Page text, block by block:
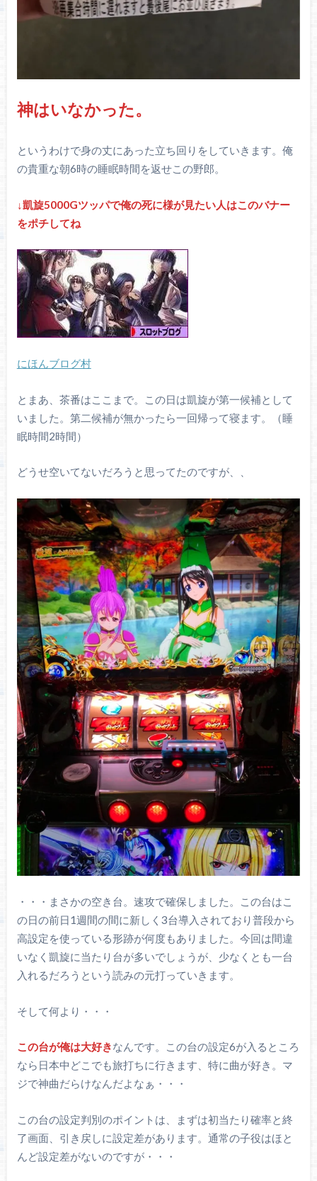
神はいなかった。
というわけで身の丈にあった立ち回りをしていきます。俺
の貴重な朝6時の睡眠時間を返せこの野郎。
↓凱旋5000Gツッパで俺の死に様が見たい人はこのバナー
をポチしてね
にほんブログ村
とまあ、茶番はここまで。この日は凱旋が第一候補として
いました。第二候補が無かったら一回帰って寝ます。（睡
眠時間2時間）
どうせ空いてないだろうと思ってたのですが、、
・・・まさかの空き台。速攻で確保しました。この台はこ
の日の前日1週間の間に新しく3台導入されており普段から
高設定を使っている形跡が何度もありました。今回は間違
いなく凱旋に当たり台が多いでしょうが、少なくとも一台
入れるだろうという読みの元打っていきます。
そして何より・・・
この台が俺は大好きなんです。この台の設定6が入るところ
なら日本中どこでも旅打ちに行きます、特に曲が好き。マ
ジで神曲だらけなんだよなぁ・・・
この台の設定判別のポイントは、まずは初当たり確率と終
了画面、引き戻しに設定差があります。通常の子役はほと
んど設定差がないのですが・・・